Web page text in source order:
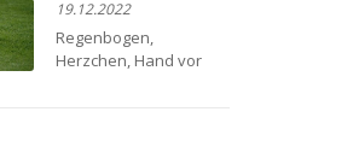
19.12.2022
Regenbogen,
Herzchen, Hand vor